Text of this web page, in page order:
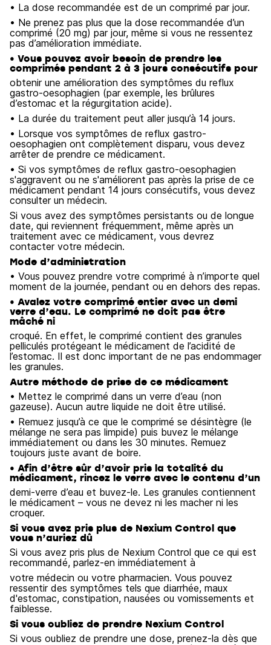
• La dose recommandée est de un comprimé par jour.
• Ne prenez pas plus que la dose recommandée d’un
comprimé (20 mg) par jour, même si vous ne ressentez
pas d’amélioration immédiate.
• Vous pouvez avoir besoin de prendre les
comprimés pendant 2 à 3 jours consécutifs pour
obtenir une amélioration des symptômes du reflux
gastro-oesophagien (par exemple, les brûlures
d’estomac et la régurgitation acide).
• La durée du traitement peut aller jusqu’à 14 jours.
• Lorsque vos symptômes de reflux gastro-
oesophagien ont complètement disparu, vous devez
arrêter de prendre ce médicament.
• Si vos symptômes de reflux gastro-oesophagien
s'aggravent ou ne s'améliorent pas après la prise de ce
médicament pendant 14 jours consécutifs, vous devez
consulter un médecin.
Si vous avez des symptômes persistants ou de longue
date, qui reviennent fréquemment, même après un
traitement avec ce médicament, vous devrez
contacter votre médecin.
Mode d’administration
• Vous pouvez prendre votre comprimé à n’importe quel
moment de la journée, pendant ou en dehors des repas.
• Avalez votre comprimé entier avec un demi
verre d’eau. Le comprimé ne doit pas être
mâché ni
croqué. En effet, le comprimé contient des granules
pelliculés protégeant le médicament de l’acidité de
l’estomac. Il est donc important de ne pas endommager
les granules.
Autre méthode de prise de ce médicament
• Mettez le comprimé dans un verre d’eau (non
gazeuse). Aucun autre liquide ne doit être utilisé.
• Remuez jusqu’à ce que le comprimé se désintègre (le
mélange ne sera pas limpide) puis buvez le mélange
immédiatement ou dans les 30 minutes. Remuez
toujours juste avant de boire.
• Afin d’être sûr d’avoir pris la totalité du
médicament, rincez le verre avec le contenu d’un
demi-verre d’eau et buvez-le. Les granules contiennent
le médicament – vous ne devez ni les macher ni les
croquer.
Si vous avez pris plus de Nexium Control que
vous n’auriez dû
Si vous avez pris plus de Nexium Control que ce qui est
recommandé, parlez-en immédiatement à
votre médecin ou votre pharmacien. Vous pouvez
ressentir des symptômes tels que diarrhée, maux
d'estomac, constipation, nausées ou vomissements et
faiblesse.
Si vous oubliez de prendre Nexium Control
Si vous oubliez de prendre une dose, prenez-la dès que